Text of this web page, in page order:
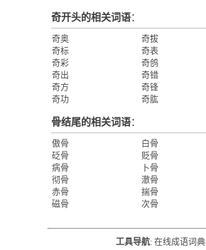
奇开头的相关词语：
奇奥 奇拔
奇标
奇表
奇彩
奇鸧
奇出
奇错
奇方
奇锋
奇功
奇肱
骨结尾的相关词语：
傲骨 白骨
砭骨
贬骨
病骨
卜骨
彻骨
澈骨
赤骨
揣骨
磁骨
次骨
工具导航: 在线成语词典